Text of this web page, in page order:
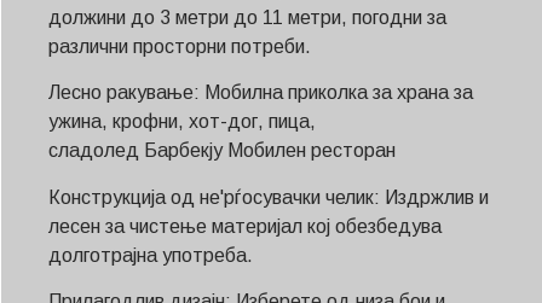
должини до 3 метри до 11 метри, погодни за
различни просторни потреби.
Лесно ракување: Мобилна приколка за храна за
ужина, крофни, хот-дог, пица,
сладолед БарбекјуМобилен ресторан
Конструкција од не'рѓосувачки челик: Издржлив и
лесен за чистење материјал кој обезбедува
долготрајна употреба.